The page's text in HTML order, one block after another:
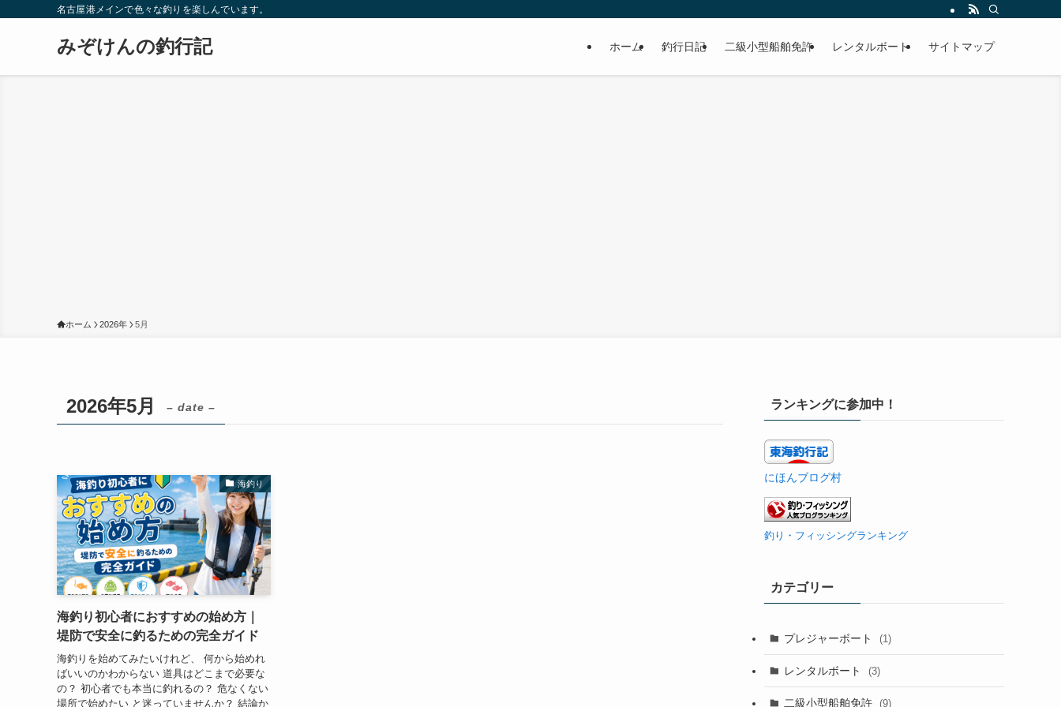
名古屋港メインで色々な釣りを楽しんでいます。
みぞけんの釣行記 ホーム 釣行日記 二級小型船舶免許 レンタルボート サイトマップ
ホーム 2026年 5月
2026年5月 – date –
海釣り
海釣り初心者におすすめの始め方｜
堤防で安全に釣るための完全ガイド
海釣りを始めてみたいけれど、 何から始めれ
ばいいのかわからない 道具はどこまで必要な
の？ 初心者でも本当に釣れるの？ 危なくない
場所で始めたい と迷っていませんか？ 結論か
ランキングに参加中！
にほんブログ村
釣り・フィッシングランキング
カテゴリー
プレジャーボート (1)
レンタルボート (3)
二級小型船舶免許 (9)